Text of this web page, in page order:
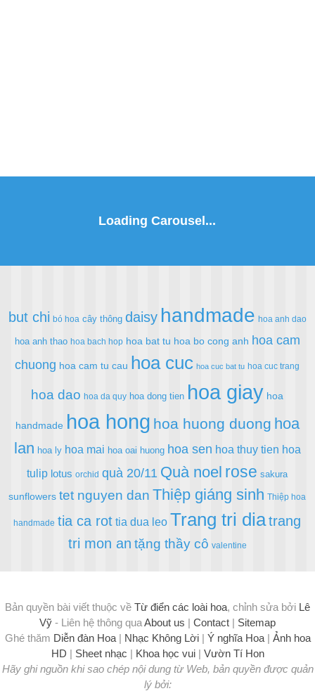
but chi bó hoa cây thông daisy handmade hoa anh dao
hoa anh thao hoa bach hop hoa bat tu hoa bo cong anh hoa cam
chuong hoa cam tu cau hoa cuc hoa cuc bat tu hoa cuc trang
hoa dao hoa da quy hoa dong tien hoa giay hoa
handmade hoa hong hoa huong duong hoa
lan hoa ly hoa mai hoa oai huong hoa sen hoa thuy tien hoa
tulip lotus orchid quà 20/11 Quà noel rose sakura
sunflowers tet nguyen dan Thiệp giáng sinh Thiệp hoa
handmade tia ca rot tia dua leo Trang tri diatrang
tri mon an tặng thầy cô valentine
Bản quyền bài viết thuộc về Từ điển các loài hoa, chỉnh sửa bởi Lê
Vỹ - Liên hệ thông quaAbout us | Contact | Sitemap
Ghé thăm Diễn đàn Hoa| Nhạc Không Lời| Ý nghĩa Hoa| Ảnh hoa
HD | Sheet nhạc | Khoa học vui| Vườn Tí Hon
Hãy ghi nguồn khi sao chép nội dung từ Web, bản quyền được quản
lý bởi: